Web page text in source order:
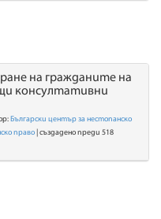
на гражданите на
консултативни
Български център за нестопанско
право | създадено преди 518